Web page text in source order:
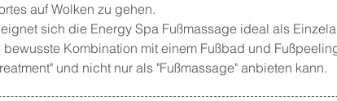
auf Wolken zu gehen.
sich die Energy Spa Fußmassage ideal als
Kombination mit einem Fußbad und
und nicht nur als "Fußmassage" anbieten kann.